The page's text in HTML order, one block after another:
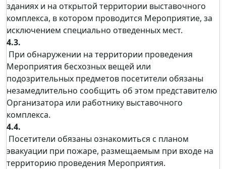
зданиях и на открытой территории выставочного
комплекса, в котором проводится Мероприятие, за
исключением специально отведенных мест.
4.3.
При обнаружении на территории проведения
Мероприятия бесхозных вещей или
подозрительных предметов посетители обязаны
незамедлительно сообщить об этом представителю
Организатора или работнику выставочного
комплекса.
4.4.
Посетители обязаны ознакомиться с планом
эвакуации при пожаре, размещаемым при входе на
территорию проведения Мероприятия.